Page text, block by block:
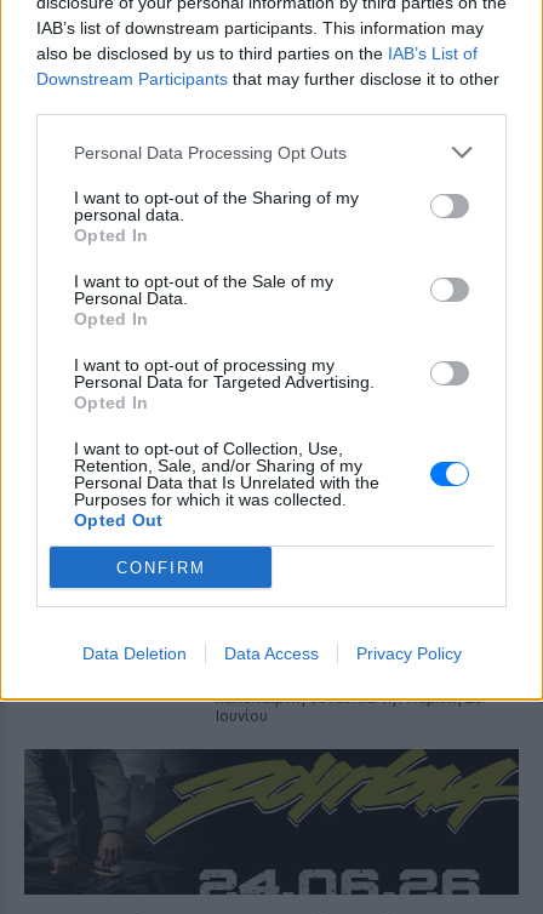
IAB’s list of downstream participants. This information may
also be disclosed by us to third parties on the IAB’s List of
Downstream Participants that may further disclose it to other
Personal Data Processing Opt Outs
I want to opt-out of the Sharing of my
personal data.
Opted In
I want to opt-out of the Sale of my
Personal Data.
Opted In
I want to opt-out of processing my
Personal Data for Targeted Advertising.
Opted In
I want to opt-out of Collection, Use,
Retention, Sale, and/or Sharing of my
Personal Data that Is Unrelated with the
Purposes for which it was collected.
Opted Out
CONFIRM
Data Deletion Data Access Privacy Policy
ΔΕΙΤΕ ΕΠΙΣΗΣ
ΣΤΗΝ ΙΔΙΑ ΚΑΤΗΓΟΡΙΑ
μεγάλη θεατρική επιτυχία
ΠΡΙΝ 7 ΕΒΔΟΜΆΔΕΣ
11ο Edessa Short Film Festival:
επιστρέφει στην πόλη των
νερών
4 & 5 Ιουλίου 2026 - Cine Καταρράκτες,
Περιοχή Μύλοι, Έδεσσα - Είσοδος
Ελεύθερη
Μονής Λαζαριστών: Μια βραδιά
αυθεντική ενέργεια
Το αγαπημένο μουσικό σχήμα επιστρέφει
καλοκαιρινή συναυλία την Πέμπτη 25
Ιουνίου